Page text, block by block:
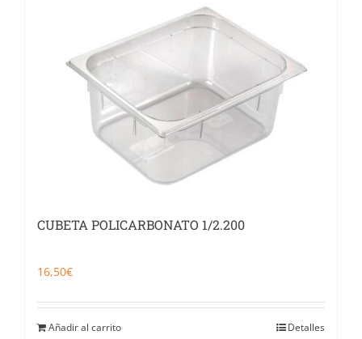
CUBETA POLICARBONATO 1/2.200
16,50€
Añadir al carrito Detalles